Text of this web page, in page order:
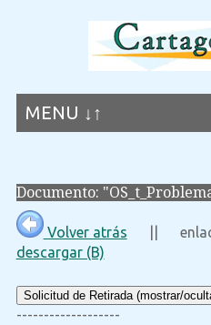
MENU ↓↑
Documento:
Volver atrás || enlace
descargar (B)
Solicitud de Retirada (mostrar/
-------------------